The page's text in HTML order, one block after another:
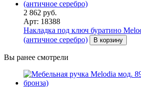
2 862 руб.
Арт: 18388
Накладка под ключ буратино
(античное серебро)
В корзину
Вы ранее смотрели